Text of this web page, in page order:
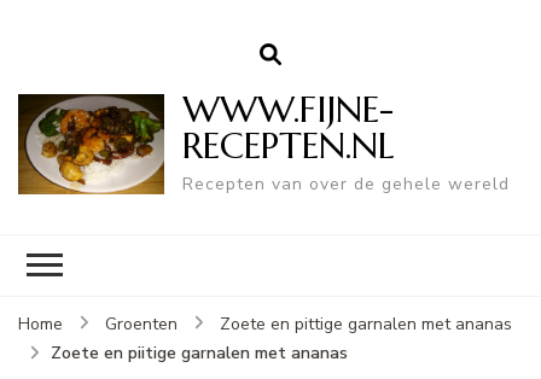
WWW.FIJNE-
RECEPTEN.NL
Recepten van over de gehele wereld
Home Groenten
Zoete en pittige garnalen met ananas
Zoete en piitige garnalen met ananas